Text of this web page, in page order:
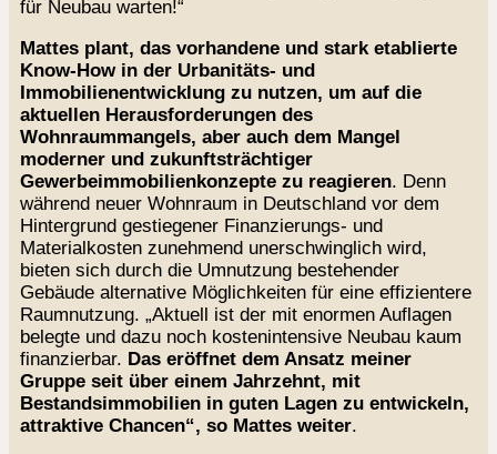
für Neubau warten!“
Mattes plant, das vorhandene und stark etablierte
Know-How in der Urbanitäts- und
Immobilienentwicklung zu nutzen, um auf die
aktuellen Herausforderungen des
Wohnraummangels, aber auch dem Mangel
moderner und zukunftsträchtiger
Gewerbeimmobilienkonzepte zu reagieren. Denn
während neuer Wohnraum in Deutschland vor dem
Hintergrund gestiegener Finanzierungs- und
Materialkosten zunehmend unerschwinglich wird,
bieten sich durch die Umnutzung bestehender
Gebäude alternative Möglichkeiten für eine effizientere
Raumnutzung. „Aktuell ist der mit enormen Auflagen
belegte und dazu noch kostenintensive Neubau kaum
finanzierbar. Das eröffnet dem Ansatz meiner
Gruppe seit über einem Jahrzehnt, mit
Bestandsimmobilien in guten Lagen zu entwickeln,
attraktive Chancen“, so Mattes weiter.